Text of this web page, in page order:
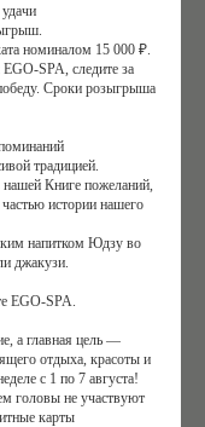
EGO-
лаванды,
для тела
от
В EGO-
номиналом 15 000 ₽.
SPA, следите за
Сроки розыгрыша
традицией.
Книге пожеланий,
истории нашего
напитком Юдзу во
джакузи.
EGO-SPA.
а главная цель —
отдыха, красоты и
с 1 по 7 августа!
головы не участвуют
карты